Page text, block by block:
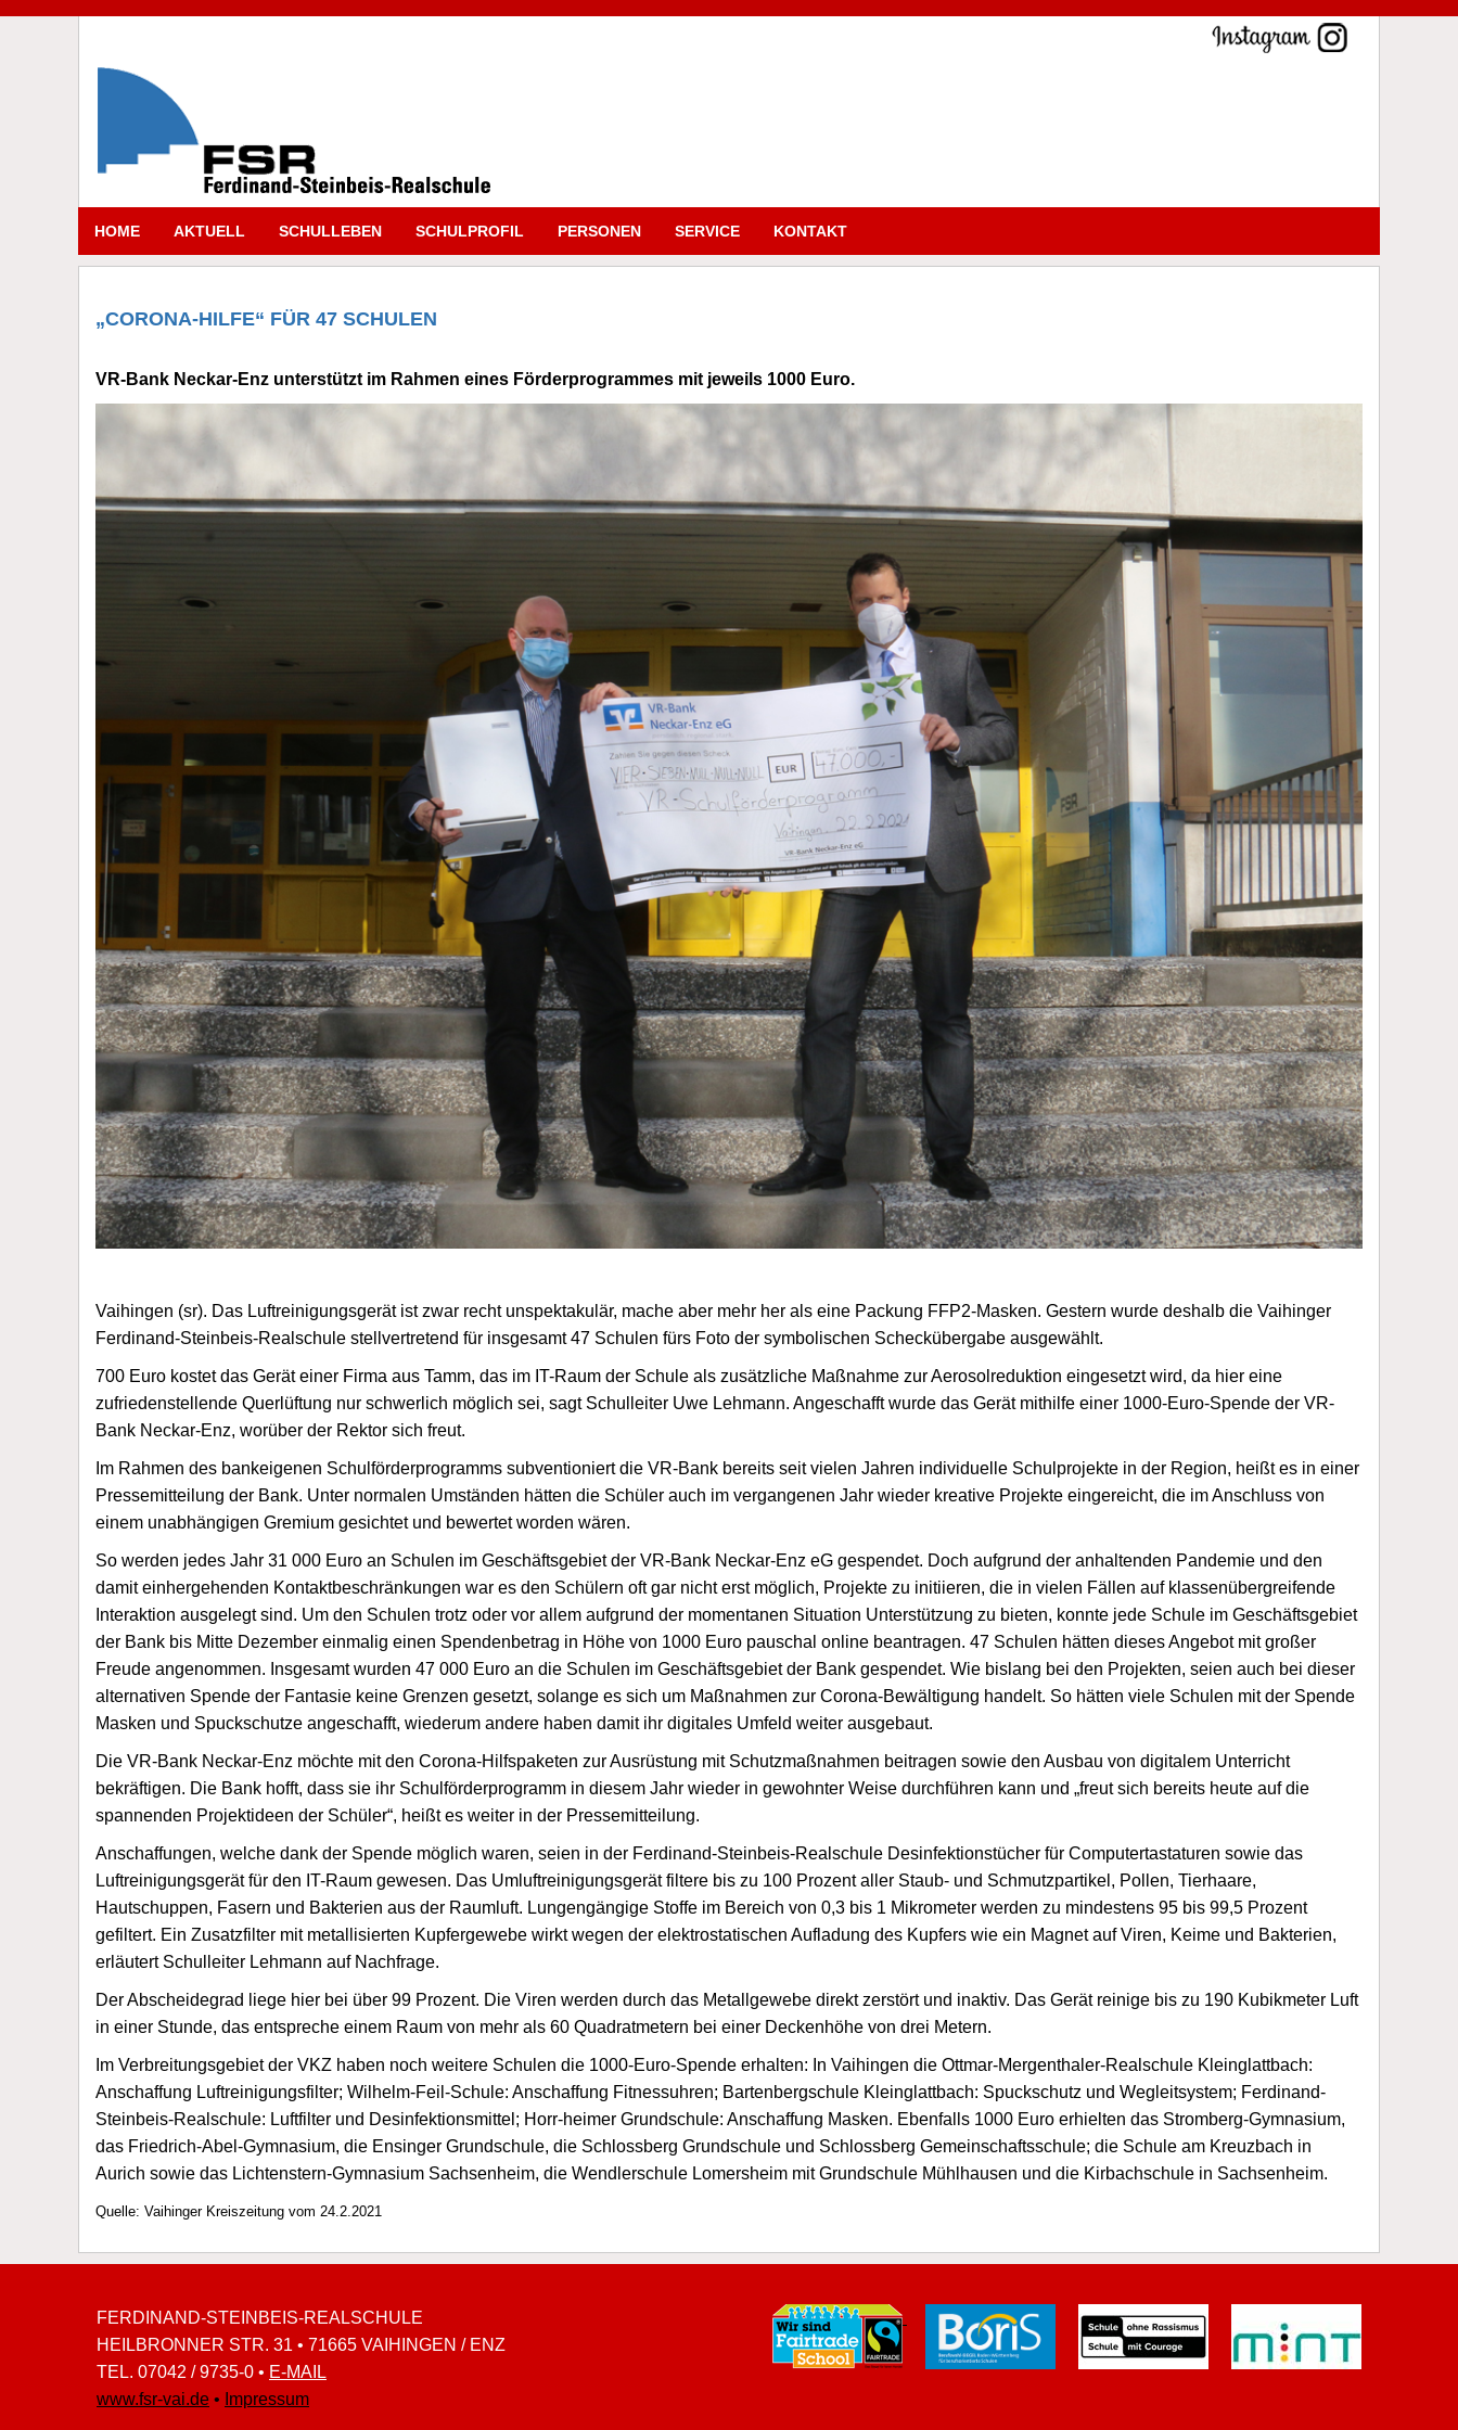
HOME AKTUELL SCHULLEBEN SCHULPROFIL PERSONEN SERVICE KONTAKT
„CORONA-HILFE“ FÜR 47 SCHULEN
VR-Bank Neckar-Enz unterstützt im Rahmen eines Förderprogrammes mit jeweils 1000 Euro.
Vaihingen (sr). Das Luftreinigungsgerät ist zwar recht unspektakulär, mache aber mehr her als eine Packung FFP2-Masken. Gestern wurde deshalb die Vaihinger
Ferdinand-Steinbeis-Realschule stellvertretend für insgesamt 47 Schulen fürs Foto der symbolischen Scheckübergabe ausgewählt.
700 Euro kostet das Gerät einer Firma aus Tamm, das im IT-Raum der Schule als zusätzliche Maßnahme zur Aerosolreduktion eingesetzt wird, da hier eine
zufriedenstellende Querlüftung nur schwerlich möglich sei, sagt Schulleiter Uwe Lehmann. Angeschafft wurde das Gerät mithilfe einer 1000-Euro-Spende der VR-
Bank Neckar-Enz, worüber der Rektor sich freut.
Im Rahmen des bankeigenen Schulförderprogramms subventioniert die VR-Bank bereits seit vielen Jahren individuelle Schulprojekte in der Region, heißt es in einer
Pressemitteilung der Bank. Unter normalen Umständen hätten die Schüler auch im vergangenen Jahr wieder kreative Projekte eingereicht, die im Anschluss von
einem unabhängigen Gremium gesichtet und bewertet worden wären.
So werden jedes Jahr 31 000 Euro an Schulen im Geschäftsgebiet der VR-Bank Neckar-Enz eG gespendet. Doch aufgrund der anhaltenden Pandemie und den
damit einhergehenden Kontaktbeschränkungen war es den Schülern oft gar nicht erst möglich, Projekte zu initiieren, die in vielen Fällen auf klassenübergreifende
Interaktion ausgelegt sind. Um den Schulen trotz oder vor allem aufgrund der momentanen Situation Unterstützung zu bieten, konnte jede Schule im Geschäftsgebiet
der Bank bis Mitte Dezember einmalig einen Spendenbetrag in Höhe von 1000 Euro pauschal online beantragen. 47 Schulen hätten dieses Angebot mit großer
Freude angenommen. Insgesamt wurden 47 000 Euro an die Schulen im Geschäftsgebiet der Bank gespendet. Wie bislang bei den Projekten, seien auch bei dieser
alternativen Spende der Fantasie keine Grenzen gesetzt, solange es sich um Maßnahmen zur Corona-Bewältigung handelt. So hätten viele Schulen mit der Spende
Masken und Spuckschutze angeschafft, wiederum andere haben damit ihr digitales Umfeld weiter ausgebaut.
Die VR-Bank Neckar-Enz möchte mit den Corona-Hilfspaketen zur Ausrüstung mit Schutzmaßnahmen beitragen sowie den Ausbau von digitalem Unterricht
bekräftigen. Die Bank hofft, dass sie ihr Schulförderprogramm in diesem Jahr wieder in gewohnter Weise durchführen kann und „freut sich bereits heute auf die
spannenden Projektideen der Schüler“, heißt es weiter in der Pressemitteilung.
Anschaffungen, welche dank der Spende möglich waren, seien in der Ferdinand-Steinbeis-Realschule Desinfektionstücher für Computertastaturen sowie das
Luftreinigungsgerät für den IT-Raum gewesen. Das Umluftreinigungsgerät filtere bis zu 100 Prozent aller Staub- und Schmutzpartikel, Pollen, Tierhaare,
Hautschuppen, Fasern und Bakterien aus der Raumluft. Lungengängige Stoffe im Bereich von 0,3 bis 1 Mikrometer werden zu mindestens 95 bis 99,5 Prozent
gefiltert. Ein Zusatzfilter mit metallisierten Kupfergewebe wirkt wegen der elektrostatischen Aufladung des Kupfers wie ein Magnet auf Viren, Keime und Bakterien,
erläutert Schulleiter Lehmann auf Nachfrage.
Der Abscheidegrad liege hier bei über 99 Prozent. Die Viren werden durch das Metallgewebe direkt zerstört und inaktiv. Das Gerät reinige bis zu 190 Kubikmeter Luft
in einer Stunde, das entspreche einem Raum von mehr als 60 Quadratmetern bei einer Deckenhöhe von drei Metern.
Im Verbreitungsgebiet der VKZ haben noch weitere Schulen die 1000-Euro-Spende erhalten: In Vaihingen die Ottmar-Mergenthaler-Realschule Kleinglattbach:
Anschaffung Luftreinigungsfilter; Wilhelm-Feil-Schule: Anschaffung Fitnessuhren; Bartenbergschule Kleinglattbach: Spuckschutz und Wegleitsystem; Ferdinand-
Steinbeis-Realschule: Luftfilter und Desinfektionsmittel; Horr-heimer Grundschule: Anschaffung Masken. Ebenfalls 1000 Euro erhielten das Stromberg-Gymnasium,
das Friedrich-Abel-Gymnasium, die Ensinger Grundschule, die Schlossberg Grundschule und Schlossberg Gemeinschaftsschule; die Schule am Kreuzbach in
Aurich sowie das Lichtenstern-Gymnasium Sachsenheim, die Wendlerschule Lomersheim mit Grundschule Mühlhausen und die Kirbachschule in Sachsenheim.
Quelle: Vaihinger Kreiszeitung vom 24.2.2021
FERDINAND-STEINBEIS-REALSCHULE
HEILBRONNER STR. 31 • 71665 VAIHINGEN / ENZ
TEL. 07042 / 9735-0 • E-MAIL
www.fsr-vai.de • Impressum